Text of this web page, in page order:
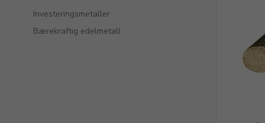
Investeringsmetaller
Bærekraftig edelmetall